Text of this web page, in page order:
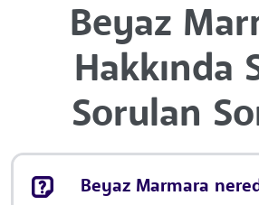
Beyaz
Hakkında
Sorulan
Beyaz Marmara